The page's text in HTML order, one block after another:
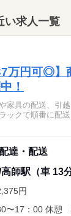
い求人一覧
万円可◎】
！
家具の配送、引
達・配送
師駅（車 13分
円
17：00 休憩